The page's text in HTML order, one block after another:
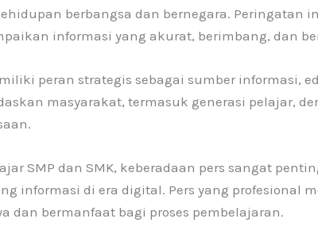
berbangsa dan bernegara.
informasi yang akurat, berimbang, dan
peran strategis sebagai sumber informasi,
masyarakat, termasuk generasi pelajar,
SMP dan SMK, keberadaan pers sangat
informasi di era digital. Pers yang
dan bermanfaat bagi proses pembelajaran.